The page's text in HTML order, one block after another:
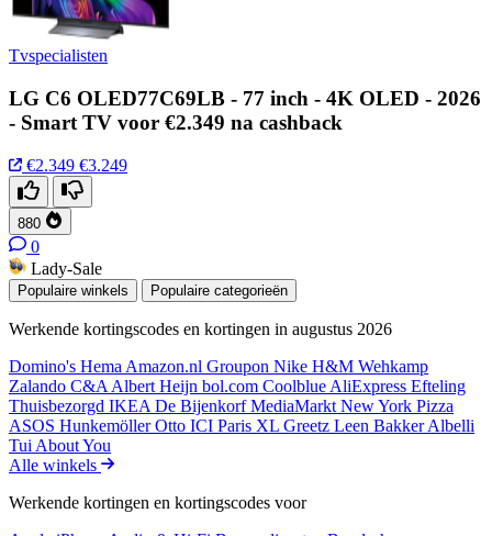
Tvspecialisten
LG C6 OLED77C69LB - 77 inch - 4K OLED - 2026
- Smart TV voor €2.349 na cashback
€2.349 €3.249
880
0
Lady-Sale
Populaire winkels Populaire categorieën
Werkende kortingscodes en kortingen in augustus 2026
Domino's Hema Amazon.nl Groupon Nike H&M Wehkamp
Zalando C&A Albert Heijn bol.com Coolblue AliExpress Efteling
Thuisbezorgd IKEA De BijenkorfMediaMarkt New York Pizza
ASOS HunkemöllerOtto ICI Paris XL Greetz Leen BakkerAlbelli
Tui About You
Alle winkels
Werkende kortingen en kortingscodes voor